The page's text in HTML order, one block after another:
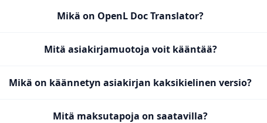
Mikä on OpenL Doc Translator?
Mitä asiakirjamuotoja voit kääntää?
Mikä on käännetyn asiakirjan kaksikielinen versio?
Mitä maksutapoja on saatavilla?